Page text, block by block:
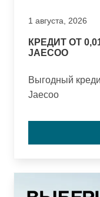
1 августа, 2026
КРЕДИТ ОТ
JAECOO
Выгодный
Jaecoo